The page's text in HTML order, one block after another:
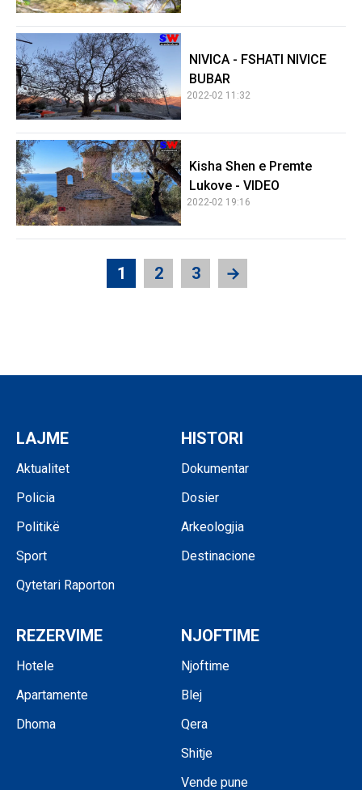
NIVICA - FSHATI NIVICE
BUBAR
2022-02 11:32
Kisha Shen e Premte
Lukove - VIDEO
2022-02 19:16
1 2 3 →
LAJME
Aktualitet
Policia
Politikë
Sport
Qytetari Raporton
HISTORI
Dokumentar
Dosier
Arkeologjia
Destinacione
REZERVIME
Hotele
Apartamente
Dhoma
NJOFTIME
Njoftime
Blej
Qera
Shitje
Vende pune